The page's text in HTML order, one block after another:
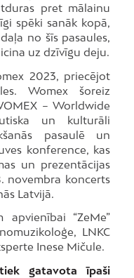
pret mālainu
spēki sanāk kopā,
no šīs pasaules,
uz dzīvīgu deju.
2023, priecējot
Womex šoreiz
– Worldwide
un kulturāli
pasaulē un
konference, kas
un prezentācijas
novembra koncerts
Latvijā.
apvienībai “ZeMe”
LNKC
Inese Mičule.
gatavota īpaši